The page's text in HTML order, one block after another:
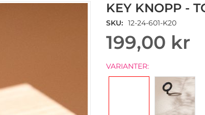
KEY KNOPP -
SKU 12-24-601-K20
199,00 kr
VARIANTER: